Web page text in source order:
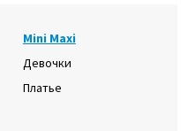
Mini Maxi
Девочки
Платье